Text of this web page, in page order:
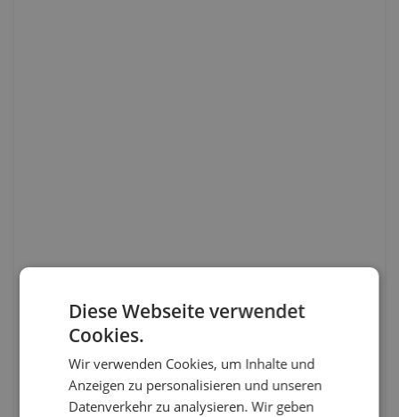
Diese Webseite verwendet
Cookies.
Wir verwenden Cookies, um Inhalte und
Anzeigen zu personalisieren und unseren
Datenverkehr zu analysieren. Wir geben